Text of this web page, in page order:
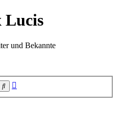
Lucis
und Bekannte
Suche